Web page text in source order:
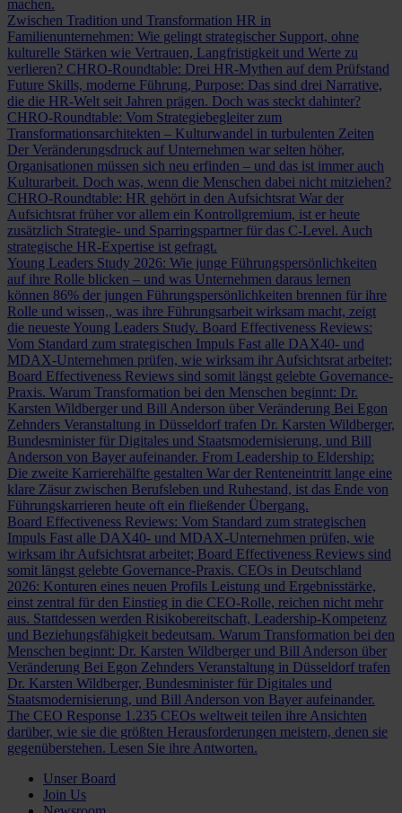
machen.
Zwischen Tradition und Transformation HR in
Familienunternehmen: Wie gelingt strategischer Support, ohne
kulturelle Stärken wie Vertrauen, Langfristigkeit und Werte zu
verlieren? CHRO-Roundtable: Drei HR-Mythen auf dem Prüfstand
Future Skills, moderne Führung, Purpose: Das sind drei Narrative,
die die HR-Welt seit Jahren prägen. Doch was steckt dahinter?
CHRO-Roundtable: Vom Strategiebegleiter zum
Transformationsarchitekten – Kulturwandel in turbulenten Zeiten
Der Veränderungsdruck auf Unternehmen war selten höher,
Organisationen müssen sich neu erfinden – und das ist immer auch
Kulturarbeit. Doch was, wenn die Menschen dabei nicht mitziehen?
CHRO-Roundtable: HR gehört in den Aufsichtsrat War der
Aufsichtsrat früher vor allem ein Kontrollgremium, ist er heute
zusätzlich Strategie- und Sparringspartner für das C-Level. Auch
strategische HR-Expertise ist gefragt.
Young Leaders Study 2026: Wie junge Führungspersönlichkeiten
auf ihre Rolle blicken – und was Unternehmen daraus lernen
können 86% der jungen Führungspersönlichkeiten brennen für ihre
Rolle und wissen,, was ihre Führungsarbeit wirksam macht, zeigt
die neueste Young Leaders Study. Board Effectiveness Reviews:
Vom Standard zum strategischen Impuls Fast alle DAX40- und
MDAX-Unternehmen prüfen, wie wirksam ihr Aufsichtsrat arbeitet;
Board Effectiveness Reviews sind somit längst gelebte Governance-
Praxis. Warum Transformation bei den Menschen beginnt: Dr.
Karsten Wildberger und Bill Anderson über Veränderung Bei Egon
Zehnders Veranstaltung in Düsseldorf trafen Dr. Karsten Wildberger,
Bundesminister für Digitales und Staatsmodernisierung, und Bill
Anderson von Bayer aufeinander. From Leadership to Eldership:
Die zweite Karrierehälfte gestalten War der Renteneintritt lange eine
klare Zäsur zwischen Berufsleben und Ruhestand, ist das Ende von
Führungskarrieren heute oft ein fließender Übergang.
Board Effectiveness Reviews: Vom Standard zum strategischen
Impuls Fast alle DAX40- und MDAX-Unternehmen prüfen, wie
wirksam ihr Aufsichtsrat arbeitet; Board Effectiveness Reviews sind
somit längst gelebte Governance-Praxis. CEOs in Deutschland
2026: Konturen eines neuen Profils Leistung und Ergebnisstärke,
einst zentral für den Einstieg in die CEO-Rolle, reichen nicht mehr
aus. Stattdessen werden Risikobereitschaft, Leadership-Kompetenz
und Beziehungsfähigkeit bedeutsam. Warum Transformation bei den
Menschen beginnt: Dr. Karsten Wildberger und Bill Anderson über
Veränderung Bei Egon Zehnders Veranstaltung in Düsseldorf trafen
Dr. Karsten Wildberger, Bundesminister für Digitales und
Staatsmodernisierung, und Bill Anderson von Bayer aufeinander.
The CEO Response 1.235 CEOs weltweit teilen ihre Ansichten
darüber, wie sie die größten Herausforderungen meistern, denen sie
gegenüberstehen. Lesen Sie ihre Antworten.
Unser Board
Join Us